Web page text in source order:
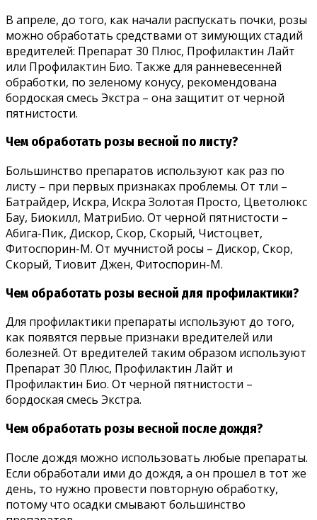
В апреле, до того, как начали распускать почки, розы
можно обработать средствами от зимующих стадий
вредителей: Препарат 30 Плюс, Профилактин Лайт
или Профилактин Био. Также для ранневесенней
обработки, по зеленому конусу, рекомендована
бордоская смесь Экстра – она защитит от черной
пятнистости.
Чем обработать розы весной по листу?
Большинство препаратов используют как раз по
листу – при первых признаках проблемы. От тли –
Батрайдер, Искра, Искра Золотая Просто, Цветолюкс
Бау, Биокилл, МатриБио. От черной пятнистости –
Абига-Пик, Дискор, Скор, Скорый, Чистоцвет,
Фитоспорин-М. От мучнистой росы – Дискор, Скор,
Скорый, Тиовит Джен, Фитоспорин-М.
Чем обработать розы весной для профилактики?
Для профилактики препараты используют до того,
как появятся первые признаки вредителей или
болезней. От вредителей таким образом используют
Препарат 30 Плюс, Профилактин Лайт и
Профилактин Био. От черной пятнистости –
бордоская смесь Экстра.
Чем обработать розы весной после дождя?
После дождя можно использовать любые препараты.
Если обработали ими до дождя, а он прошел в тот же
день, то нужно провести повторную обработку,
потому что осадки смывают большинство